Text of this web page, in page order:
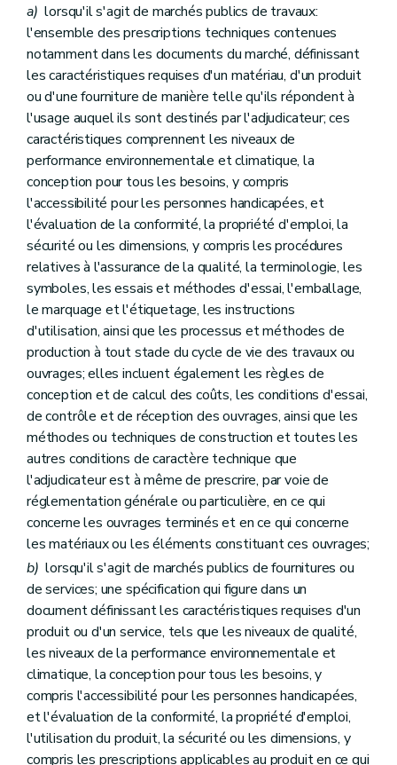
a) lorsqu'il s'agit de marchés publics de travaux:
l'ensemble des prescriptions techniques contenues
notamment dans les documents du marché, définissant
les caractéristiques requises d'un matériau, d'un produit
ou d'une fourniture de manière telle qu'ils répondent à
l'usage auquel ils sont destinés par l'adjudicateur; ces
caractéristiques comprennent les niveaux de
performance environnementale et climatique, la
conception pour tous les besoins, y compris
l'accessibilité pour les personnes handicapées, et
l'évaluation de la conformité, la propriété d'emploi, la
sécurité ou les dimensions, y compris les procédures
relatives à l'assurance de la qualité, la terminologie, les
symboles, les essais et méthodes d'essai, l'emballage,
le marquage et l'étiquetage, les instructions
d'utilisation, ainsi que les processus et méthodes de
production à tout stade du cycle de vie des travaux ou
ouvrages; elles incluent également les règles de
conception et de calcul des coûts, les conditions d'essai,
de contrôle et de réception des ouvrages, ainsi que les
méthodes ou techniques de construction et toutes les
autres conditions de caractère technique que
l'adjudicateur est à même de prescrire, par voie de
réglementation générale ou particulière, en ce qui
concerne les ouvrages terminés et en ce qui concerne
les matériaux ou les éléments constituant ces ouvrages;
b) lorsqu'il s'agit de marchés publics de fournitures ou
de services; une spécification qui figure dans un
document définissant les caractéristiques requises d'un
produit ou d'un service, tels que les niveaux de qualité,
les niveaux de la performance environnementale et
climatique, la conception pour tous les besoins, y
compris l'accessibilité pour les personnes handicapées,
et l'évaluation de la conformité, la propriété d'emploi,
l'utilisation du produit, la sécurité ou les dimensions, y
compris les prescriptions applicables au produit en ce qui